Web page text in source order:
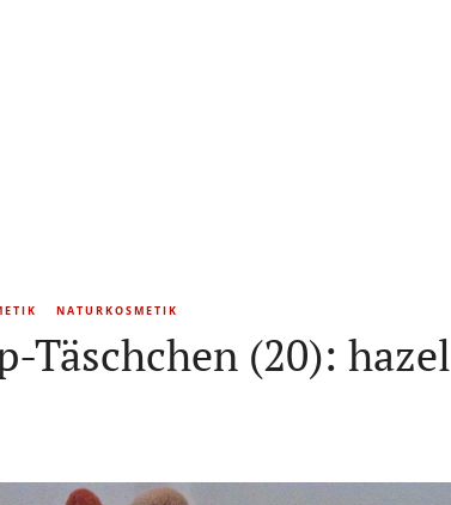
NATURKOSMETIK
Täschchen (20): hazel